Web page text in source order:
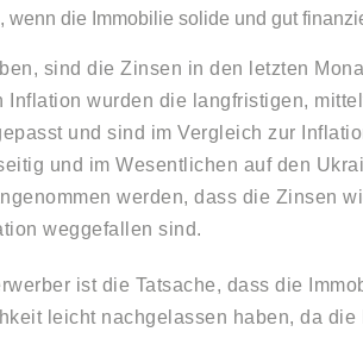
wenn die Immobilie solide und gut
sind die Zinsen in den letzten
Inflation wurden die langfristigen,
und sind im Vergleich zur
und im Wesentlichen auf den
werden, dass die Zinsen
weggefallen sind.
ist die Tatsache, dass die
leicht nachgelassen haben, da